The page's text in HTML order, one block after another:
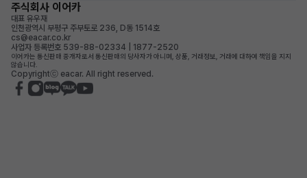
주식회사 이어카
대표 유우재
인천광역시 부평구 주부토로 236, D동 1514호
cs@eacar.co.kr
사업자 등록번호 539-88-02334 | 1877-2520
이어카는 통신판매 중개자로서 통신판매의 당사자가 아니며, 상품, 거래정보, 거래에 대하여 책임을 지지
않습니다.
Copyrightⓒ eacar. All right reserved.